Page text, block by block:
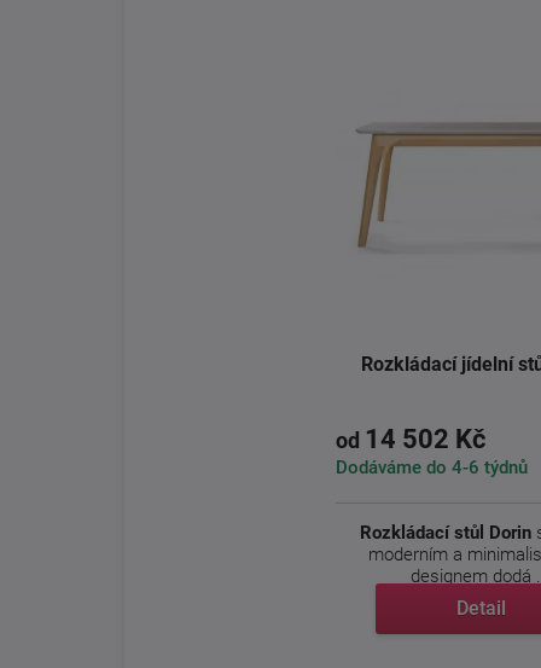
Rozkládací jídelní
od 14 502 Kč
Dodáváme do 4-6 týdnů
Rozkládací stůl Dorin
moderním a
designem dodá
Detail